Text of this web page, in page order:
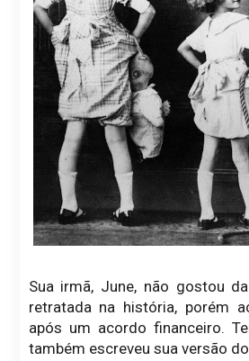
Sua irmã, June, não gostou
retratada na história, porém
após um acordo financeiro.
também escreveu sua versão